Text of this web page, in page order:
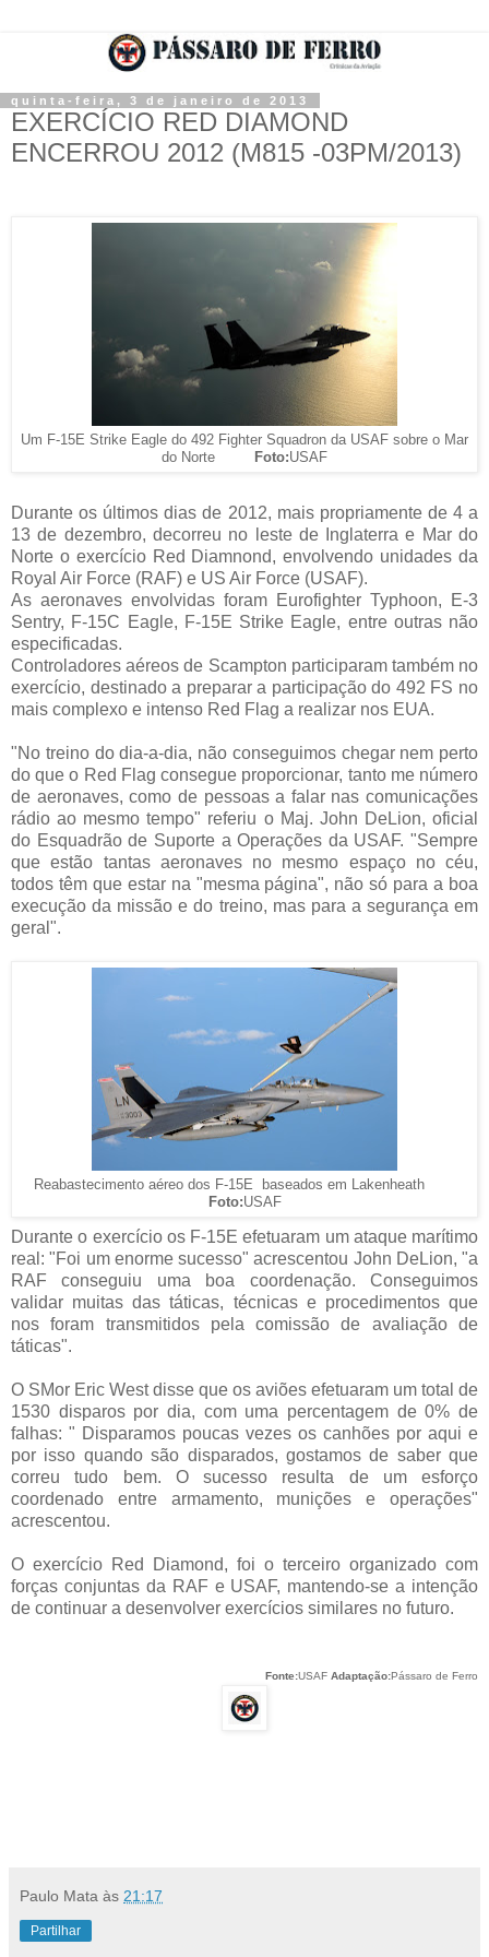
quinta-feira, 3 de janeiro de 2013
EXERCÍCIO RED DIAMOND
ENCERROU 2012 (M815 -03PM/2013)
Um F-15E Strike Eagle do 492 Fighter Squadron da USAF sobre o Mar
do Norte
Foto:USAF
Durante os últimos dias de 2012, mais propriamente de 4 a
13 de dezembro, decorreu no leste de Inglaterra e Mar do
Norte o exercício Red Diamnond, envolvendo unidades da
Royal Air Force (RAF) e US Air Force (USAF).
As aeronaves envolvidas foram Eurofighter Typhoon, E-3
Sentry, F-15C Eagle, F-15E Strike Eagle, entre outras não
especificadas.
Controladores aéreos de Scampton participaram também no
exercício, destinado a preparar a participação do 492 FS no
mais complexo e intenso Red Flag a realizar nos EUA.
"No treino do dia-a-dia, não conseguimos chegar nem perto
do que o Red Flag consegue proporcionar, tanto me número
de aeronaves, como de pessoas a falar nas comunicações
rádio ao mesmo tempo" referiu o Maj. John DeLion, oficial
do Esquadrão de Suporte a Operações da USAF. "Sempre
que estão tantas aeronaves no mesmo espaço no céu,
todos têm que estar na "mesma página", não só para a boa
execução da missão e do treino, mas para a segurança em
geral".
Reabastecimento aéreo dos F-15E baseados em Lakenheath
Foto:USAF
Durante o exercício os F-15E efetuaram um ataque marítimo
real: "Foi um enorme sucesso" acrescentou John DeLion, "a
RAF conseguiu uma boa coordenação. Conseguimos
validar muitas das táticas, técnicas e procedimentos que
nos foram transmitidos pela comissão de avaliação de
táticas".
O SMor Eric West disse que os aviões efetuaram um total de
1530 disparos por dia, com uma percentagem de 0% de
falhas: " Disparamos poucas vezes os canhões por aqui e
por isso quando são disparados, gostamos de saber que
correu tudo bem. O sucesso resulta de um esforço
coordenado entre armamento, munições e operações"
acrescentou.
O exercício Red Diamond, foi o terceiro organizado com
forças conjuntas da RAF e USAF, mantendo-se a intenção
de continuar a desenvolver exercícios similares no futuro.
Fonte:USAF Adaptação:Pássaro de Ferro
Paulo Mata às 21:17
Partilhar